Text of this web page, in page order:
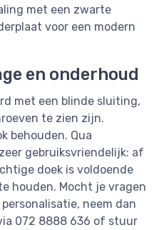
met een zwarte
voor een modern
en onderhoud
met een blinde sluiting,
te zien zijn.
behouden. Qua
gebruiksvriendelijk: af
doek is voldoende
houden. Mocht je vragen
neem dan
072 8888 636 of stuur